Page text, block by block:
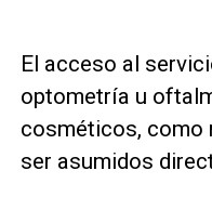
El acceso al
optometría u
cosméticos, como
ser asumidos